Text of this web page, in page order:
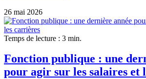
26 mai 2026
Temps de lecture : 3 min.
Fonction publique : une
pour agir sur les salaires et